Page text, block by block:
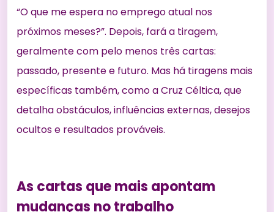
“O que me espera no emprego atual nos
próximos meses?”. Depois, fará a tiragem,
geralmente com pelo menos três cartas:
passado, presente e futuro. Mas há tiragens mais
específicas também, como a Cruz Céltica, que
detalha obstáculos, influências externas, desejos
ocultos e resultados prováveis.
As cartas que mais apontam
mudanças no trabalho